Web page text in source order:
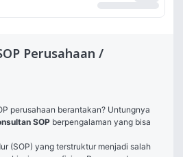
Perusahaan /
perusahaan berantakan? Untungnya
SOP berpengalaman yang bisa
(SOP) yang terstruktur menjadi salah